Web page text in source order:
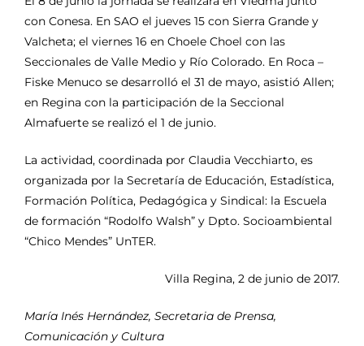
con Conesa. En SAO el jueves 15 con Sierra Grande y
Valcheta; el viernes 16 en Choele Choel con las
Seccionales de Valle Medio y Río Colorado. En Roca –
Fiske Menuco se desarrolló el 31 de mayo, asistió Allen;
en Regina con la participación de la Seccional
Almafuerte se realizó el 1 de junio.
La actividad, coordinada por Claudia Vecchiarto, es
organizada por la Secretaría de Educación, Estadística,
Formación Política, Pedagógica y Sindical: la Escuela
de formación “Rodolfo Walsh” y Dpto. Socioambiental
“Chico Mendes” UnTER.
Villa Regina, 2 de junio de 2017.
María Inés Hernández, Secretaria de Prensa,
Comunicación y Cultura